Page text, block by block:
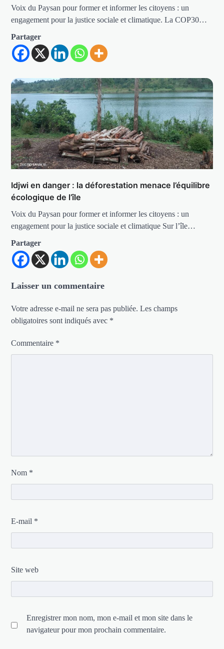
Voix du Paysan pour former et informer les citoyens : un
engagement pour la justice sociale et climatique. La COP30…
Partager
Idjwi en danger : la déforestation menace l’équilibre
écologique de l’île
Voix du Paysan pour former et informer les citoyens : un
engagement pour la justice sociale et climatique Sur l’île…
Partager
Laisser un commentaire
Votre adresse e-mail ne sera pas publiée. Les champs
obligatoires sont indiqués avec *
Commentaire *
Nom *
E-mail *
Site web
Enregistrer mon nom, mon e-mail et mon site dans le
navigateur pour mon prochain commentaire.